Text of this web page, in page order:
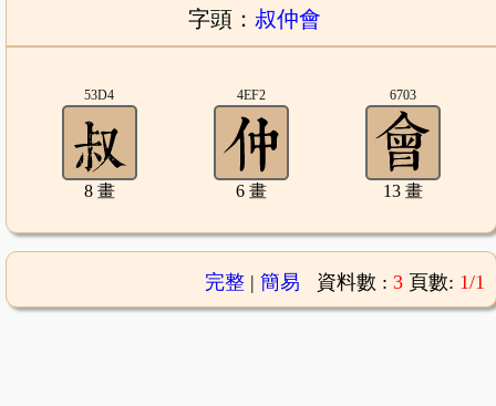
字頭： 叔仲會
53D4
8 畫
4EF2
6 畫
6703
13 畫
完整| 簡易 資料數 : 3 頁數: 1/1